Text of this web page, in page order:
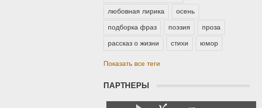
любовная лирика осень
подборка фраз поэзия проза
рассказ о жизни стихи юмор
Показать все теги
ПАРТНЕРЫ